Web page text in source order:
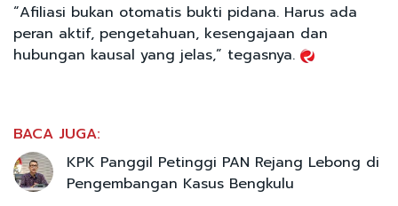
“Afiliasi bukan otomatis bukti pidana. Harus ada
peran aktif, pengetahuan, kesengajaan dan
hubungan kausal yang jelas,” tegasnya.
BACA JUGA:
KPK Panggil Petinggi PAN Rejang Lebong di
Pengembangan Kasus Bengkulu